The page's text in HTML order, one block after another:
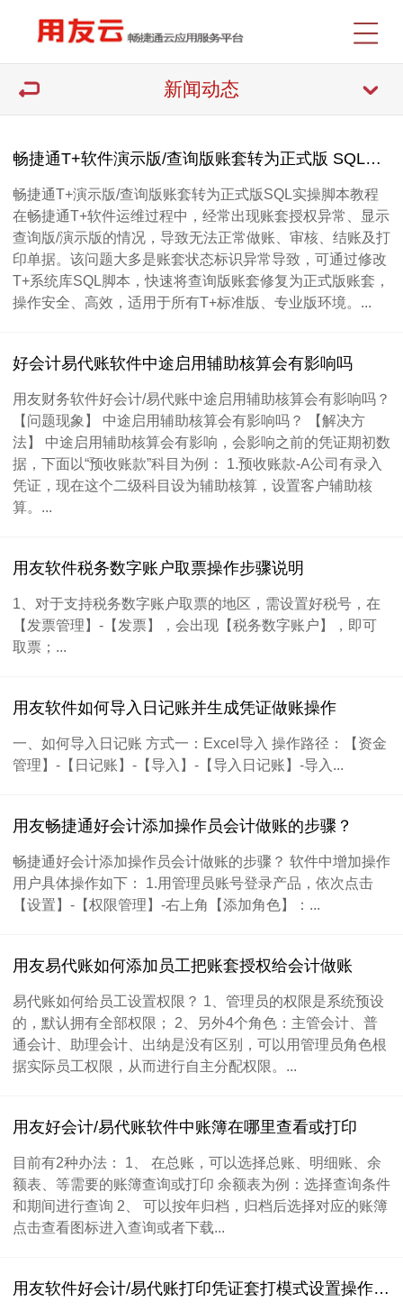
新闻动态
畅捷通T+软件演示版/查询版账套转为正式版 SQL实操脚本教程
畅捷通T+演示版/查询版账套转为正式版SQL实操脚本教程
在畅捷通T+软件运维过程中，经常出现账套授权异常、显示
查询版/演示版的情况，导致无法正常做账、审核、结账及打
印单据。该问题大多是账套状态标识异常导致，可通过修改
T+系统库SQL脚本，快速将查询版账套修复为正式版账套，
操作安全、高效，适用于所有T+标准版、专业版环境。...
好会计易代账软件中途启用辅助核算会有影响吗
用友财务软件好会计/易代账中途启用辅助核算会有影响吗？
【问题现象】 中途启用辅助核算会有影响吗？ 【解决方
法】 中途启用辅助核算会有影响，会影响之前的凭证期初数
据，下面以“预收账款”科目为例： 1.预收账款-A公司有录入
凭证，现在这个二级科目设为辅助核算，设置客户辅助核
算。...
用友软件税务数字账户取票操作步骤说明
1、对于支持税务数字账户取票的地区，需设置好税号，在
【发票管理】-【发票】，会出现【税务数字账户】，即可
取票；...
用友软件如何导入日记账并生成凭证做账操作
一、如何导入日记账 方式一：Excel导入 操作路径：【资金
管理】-【日记账】-【导入】-【导入日记账】-导入...
用友畅捷通好会计添加操作员会计做账的步骤？
畅捷通好会计添加操作员会计做账的步骤？ 软件中增加操作
用户具体操作如下： 1.用管理员账号登录产品，依次点击
【设置】-【权限管理】-右上角【添加角色】：...
用友易代账如何添加员工把账套授权给会计做账
易代账如何给员工设置权限？ 1、管理员的权限是系统预设
的，默认拥有全部权限； 2、另外4个角色：主管会计、普
通会计、助理会计、出纳是没有区别，可以用管理员角色根
据实际员工权限，从而进行自主分配权限。...
用友好会计/易代账软件中账簿在哪里查看或打印
目前有2种办法： 1、 在总账，可以选择总账、明细账、余
额表、等需要的账簿查询或打印 余额表为例：选择查询条件
和期间进行查询 2、 可以按年归档，归档后选择对应的账簿
点击查看图标进入查询或者下载...
用友软件好会计/易代账打印凭证套打模式设置操作说明